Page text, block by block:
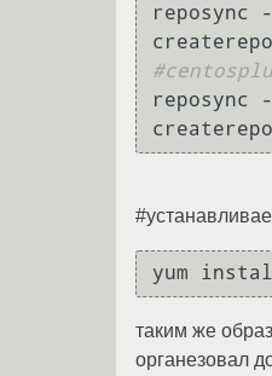
reposync
reposync
yum
таким же
органезовал